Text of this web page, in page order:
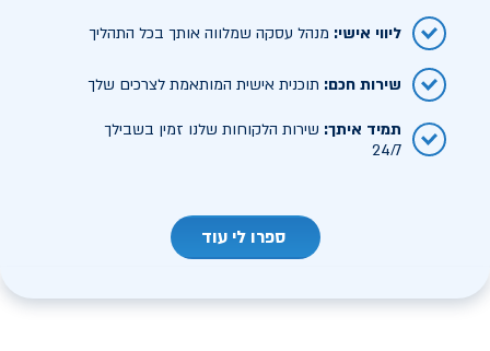
ליווי אישי: מנהל עסקה שמלווה אותך בכל התהליך
שירות חכם: תוכנית אישית המותאמת לצרכים שלך
תמיד איתך: שירות הלקוחות שלנו זמין בשבילך
24/7
ספרו לי עוד